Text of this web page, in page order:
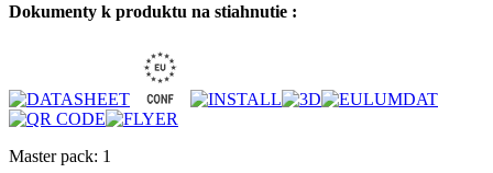
Dokumenty k produktu na stiahnutie :
Master pack: 1